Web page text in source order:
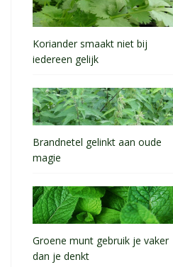
Koriander smaakt niet bij
iedereen gelijk
Brandnetel gelinkt aan oude
magie
Groene munt gebruik je vaker
dan je denkt